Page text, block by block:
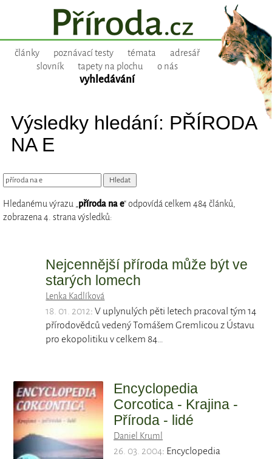
články poznávací testy témata
adresář
slovník
tapety na plochu o nás
vyhledávání
Výsledky hledání: PŘÍRODA
NA E
Hledanému výrazu „příroda na e“ odpovídá celkem 484 článků,
zobrazena 4. strana výsledků:
Nejcennější příroda může být ve
starých lomech
Lenka Kadlíková
18. 01. 2012: V uplynulých pěti letech pracoval tým 14
přírodovědců vedený Tomášem Gremlicou z Ústavu
pro ekopolitiku v celkem 84…
Encyclopedia
Corcotica - Krajina -
Příroda - lidé
Daniel Kruml
26. 03. 2004: Encyclopedia